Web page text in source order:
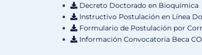
Decreto Doctorado en Bioquímica
Instructivo Postulación en Línea
Formulario de Postulación por
Información Convocatoria Beca